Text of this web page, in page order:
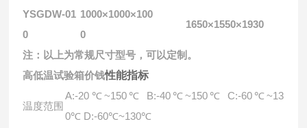
YSGDW-01
0
1000×1000×100
0
1650×1550×1930
注：以上为常规尺寸型号，可以定制。
高低温试验箱价钱性能指标
温度范围
A:-20℃~150℃ B:-40℃~150℃ C:-60℃~13
0℃ D:-60℃~130℃